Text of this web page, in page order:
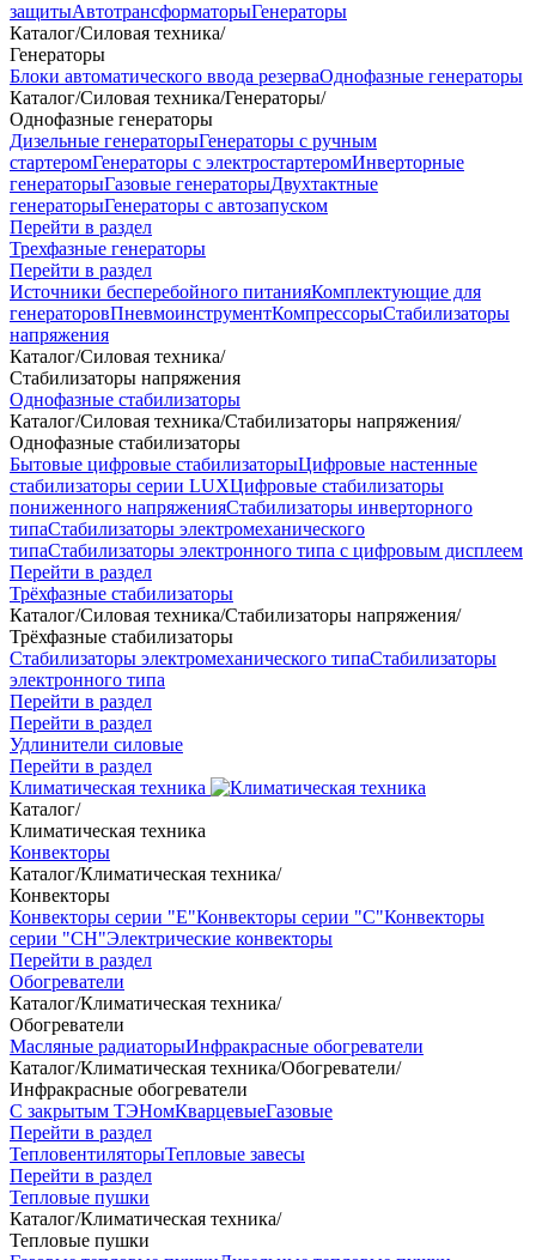
защитыАвтотрансформаторыГенераторы
Каталог/Силовая техника/
Генераторы
Блоки автоматического ввода резерваОднофазные генераторы
Каталог/Силовая техника/Генераторы/
Однофазные генераторы
Дизельные генераторыГенераторы с ручным
стартеромГенераторы с электростартеромИнверторные
генераторыГазовые генераторыДвухтактные
генераторыГенераторы с автозапуском
Перейти в раздел
Трехфазные генераторы
Перейти в раздел
Источники бесперебойного питанияКомплектующие для
генераторовПневмоинструментКомпрессорыСтабилизаторы
напряжения
Каталог/Силовая техника/
Стабилизаторы напряжения
Однофазные стабилизаторы
Каталог/Силовая техника/Стабилизаторы напряжения/
Однофазные стабилизаторы
Бытовые цифровые стабилизаторыЦифровые настенные
стабилизаторы серии LUXЦифровые стабилизаторы
пониженного напряженияСтабилизаторы инверторного
типаСтабилизаторы электромеханического
типаСтабилизаторы электронного типа с цифровым дисплеем
Перейти в раздел
Трёхфазные стабилизаторы
Каталог/Силовая техника/Стабилизаторы напряжения/
Трёхфазные стабилизаторы
Стабилизаторы электромеханического типаСтабилизаторы
электронного типа
Перейти в раздел
Перейти в раздел
Удлинители силовые
Перейти в раздел
Климатическая техника
Каталог/
Климатическая техника
Конвекторы
Каталог/Климатическая техника/
Конвекторы
Конвекторы серии "Е"Конвекторы серии "С"Конвекторы
серии "СН"Электрические конвекторы
Перейти в раздел
Обогреватели
Каталог/Климатическая техника/
Обогреватели
Масляные радиаторыИнфракрасные обогреватели
Каталог/Климатическая техника/Обогреватели/
Инфракрасные обогреватели
С закрытым ТЭНомКварцевыеГазовые
Перейти в раздел
ТепловентиляторыТепловые завесы
Перейти в раздел
Тепловые пушки
Каталог/Климатическая техника/
Тепловые пушки